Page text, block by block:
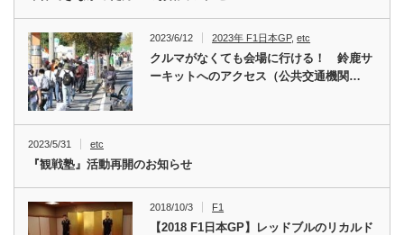
2023/6/12 2023年 F1日本GP,etc
クルマがなくても会場に行ける！ 鈴鹿サ
ーキットへのアクセス（公共交通機関…
2023/5/31 etc
『観戦塾』活動再開のお知らせ
2018/10/3 F1
【2018 F1日本GP】レッドブルのリカルド